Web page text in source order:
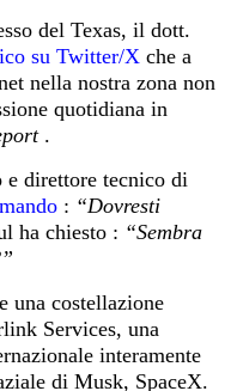
del Texas, il dott.
su Twitter/X che a
nella nostra zona non
quotidiana in
.
e direttore tecnico di
: “Dovresti
ha chiesto : “Sembra
una costellazione
Services, una
interamente
di Musk, SpaceX.